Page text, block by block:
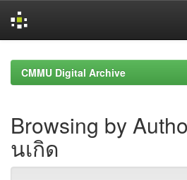
navigationCMMU Digital Archive
Browsing by
นเกิด